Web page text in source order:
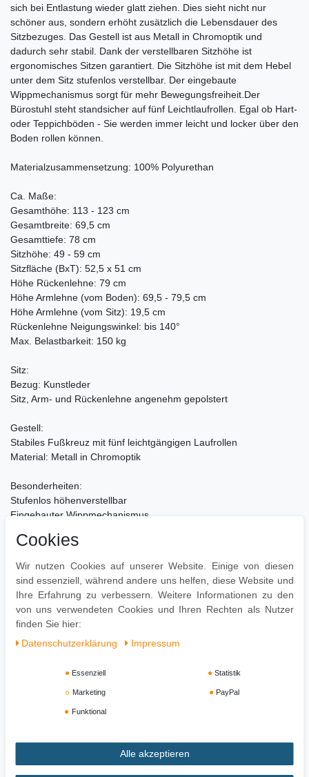
sich bei Entlastung wieder glatt ziehen. Dies sieht nicht nur
schöner aus, sondern erhöht zusätzlich die Lebensdauer des
Sitzbezuges. Das Gestell ist aus Metall in Chromoptik und
dadurch sehr stabil. Dank der verstellbaren Sitzhöhe ist
ergonomisches Sitzen garantiert. Die Sitzhöhe ist mit dem Hebel
unter dem Sitz stufenlos verstellbar. Der eingebaute
Wippmechanismus sorgt für mehr Bewegungsfreiheit.Der
Bürostuhl steht standsicher auf fünf Leichtlaufrollen. Egal ob Hart-
oder Teppichböden - Sie werden immer leicht und locker über den
Boden rollen können.
Materialzusammensetzung: 100% Polyurethan
Ca. Maße:
Gesamthöhe: 113 - 123 cm
Gesamtbreite: 69,5 cm
Gesamttiefe: 78 cm
Sitzhöhe: 49 - 59 cm
Sitzfläche (BxT): 52,5 x 51 cm
Höhe Rückenlehne: 79 cm
Höhe Armlehne (vom Boden): 69,5 - 79,5 cm
Höhe Armlehne (vom Sitz): 19,5 cm
Rückenlehne Neigungswinkel: bis 140°
Max. Belastbarkeit: 150 kg
Sitz:
Bezug: Kunstleder
Sitz, Arm- und Rückenlehne angenehm gepolstert
Gestell:
Stabiles Fußkreuz mit fünf leichtgängigen Laufrollen
Material: Metall in Chromoptik
Besonderheiten:
Stufenlos höhenverstellbar
Eingebauter Wippmechanismus
Leichte Verschmutzung mit feuchtem Baumwolltuch abwischen
Zur Reinigung empfehlen wir ein mit lauwarmem Wasser
angefeuchtetes Baumwolltuch
Oberflächen nur mit geeignetem Aufsatz absaugen
Cookies
Wir nutzen Cookies auf unserer Website. Einige von diesen
sind essenziell, während andere uns helfen, diese Website und
Ihre Erfahrung zu verbessern. Weitere Informationen zu den
von uns verwendeten Cookies und Ihren Rechten als Nutzer
finden Sie hier:
Daten­schutz­erklärung
Impressum
Essenziell Statistik
Marketing PayPal
Funktional
Alle akzeptieren